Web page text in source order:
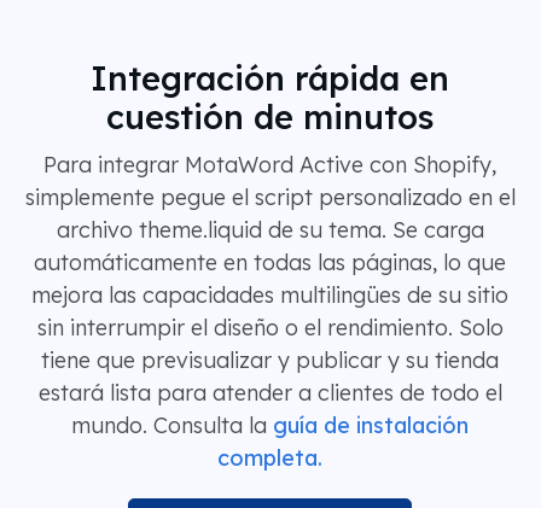
Integración rápida en
cuestión de minutos
Para integrar MotaWord Active con Shopify,
simplemente pegue el script personalizado en el
archivo theme.liquid de su tema. Se carga
automáticamente en todas las páginas, lo que
mejora las capacidades multilingües de su sitio
sin interrumpir el diseño o el rendimiento. Solo
tiene que previsualizar y publicar y su tienda
estará lista para atender a clientes de todo el
mundo. Consulta la guía de instalación
completa.